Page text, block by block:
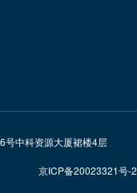
号中科资源大厦裙楼4层
京ICP备20023321号-2